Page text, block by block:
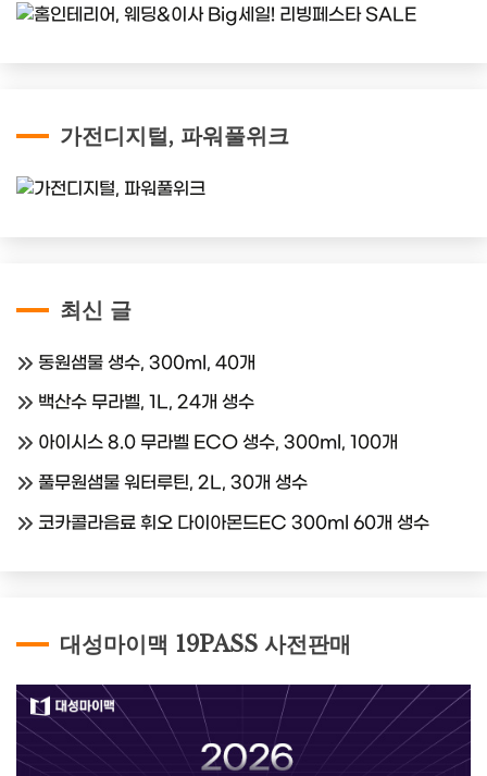
가전디지털, 파워풀위크
최신 글
동원샘물 생수, 300ml, 40개
백산수 무라벨, 1L, 24개 생수
아이시스 8.0 무라벨 ECO 생수, 300ml, 100개
풀무원샘물 워터루틴, 2L, 30개 생수
코카콜라음료 휘오 다이아몬드EC 300ml 60개 생수
대성마이맥 19PASS 사전판매